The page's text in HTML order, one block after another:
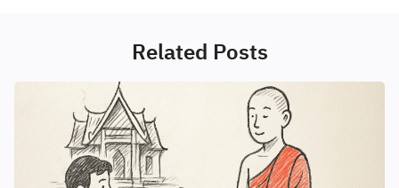
Related Posts